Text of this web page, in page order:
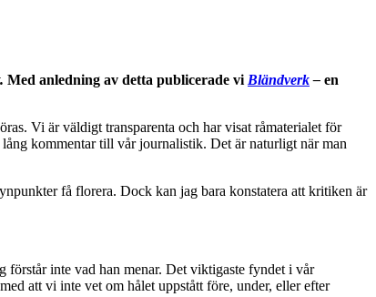
Med anledning av detta publicerade viBländverk– en
Vi är väldigt transparenta och har visat råmaterialet för
kommentar till vår journalistik. Det är naturligt när man
få florera. Dock kan jag bara konstatera att kritiken är
förstår inte vad han menar. Det viktigaste fyndet i vår
att vi inte vet om hålet uppstått före, under, eller efter